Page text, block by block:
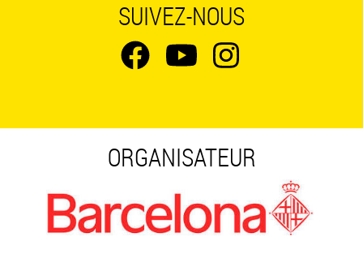
SUIVEZ-NOUS
ORGANISATEUR